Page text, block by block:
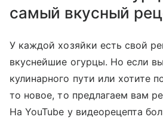
самый вкусный
У каждой хозяйки есть свой
вкуснейшие огурцы. Но если
кулинарного пути или хотите
то новое, то предлагаем вам
На YouTube у видеорецепта